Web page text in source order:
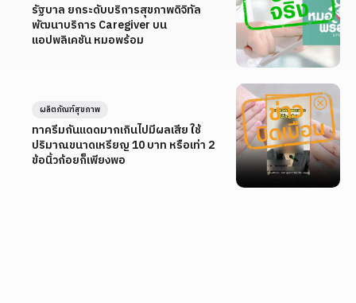
รัฐบาล ยกระดับบริการสุขภาพดิจิทัล
พัฒนาบริการ Caregiver บน
แอปพลิเคชัน หมอพร้อม
ทาครีมกันแดดมากเกินไปมีผลเสีย ใช้
ปริมาณขนาดเหรียญ 10 บาท หรือเท่า 2
ข้อนิ้วก้อยก็เพียงพอ
ผลิตภัณฑ์สุขภาพ